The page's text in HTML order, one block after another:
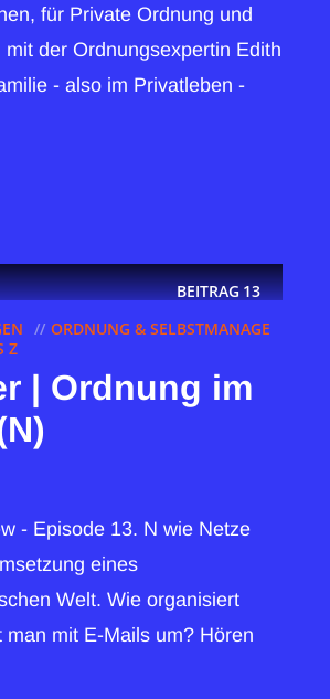
für Private Ordnung und
der Ordnungsexpertin Edith
- also im Privatleben -
BEITRAG13
ORDNUNG & SELBSTMANAGE
Z
| Ordnung im
- Episode 13. N wie Netze
eines
Welt. Wie organisiert
mit E-Mails um? Hören